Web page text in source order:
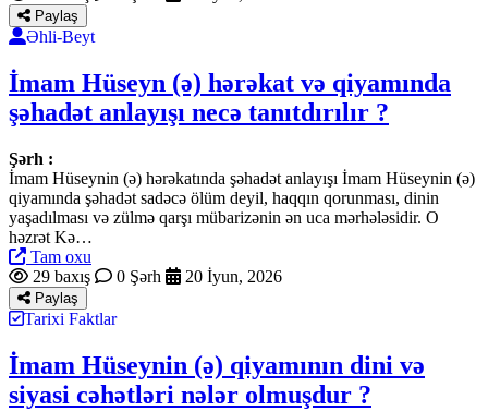
Paylaş
Əhli-Beyt
İmam Hüseyn (ə) hərəkat və qiyamında
şəhadət anlayışı necə tanıtdırılır ?
Şərh :
İmam Hüseynin (ə) hərəkatında şəhadət anlayışı İmam Hüseynin (ə)
qiyamında şəhadət sadəcə ölüm deyil, haqqın qorunması, dinin
yaşadılması və zülmə qarşı mübarizənin ən uca mərhələsidir. O
həzrət Kə…
Tam oxu
29 baxış
0 Şərh 20 İyun, 2026
Paylaş
Tarixi Faktlar
İmam Hüseynin (ə) qiyamının dini və
siyasi cəhətləri nələr olmuşdur ?